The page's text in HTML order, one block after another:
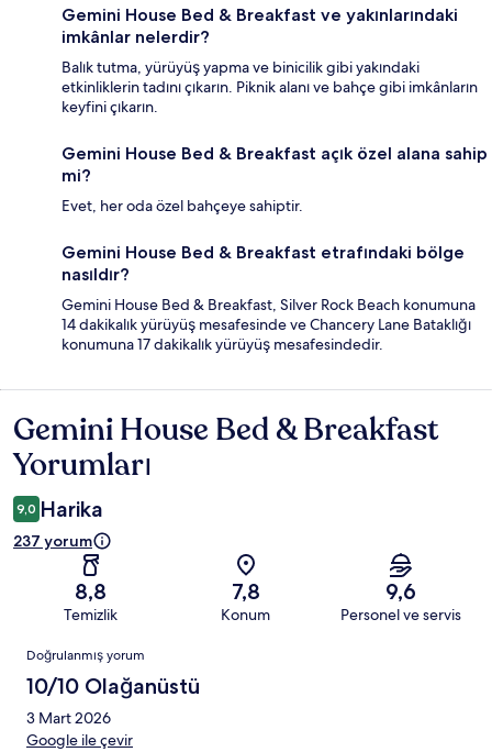
Gemini House Bed & Breakfast ve yakınlarındaki
imkânlar nelerdir?
Balık tutma, yürüyüş yapma ve binicilik gibi yakındaki
etkinliklerin tadını çıkarın. Piknik alanı ve bahçe gibi imkânların
keyfini çıkarın.
Gemini House Bed & Breakfast açık özel alana sahip
mi?
Evet, her oda özel bahçeye sahiptir.
Gemini House Bed & Breakfast etrafındaki bölge
nasıldır?
Gemini House Bed & Breakfast, Silver Rock Beach konumuna
14 dakikalık yürüyüş mesafesinde ve Chancery Lane Bataklığı
konumuna 17 dakikalık yürüyüş mesafesindedir.
Yorumlar
Gemini House Bed & Breakfast
Yorumları
9,0 Harika
237 yorum
8,8
Temizlik
7,8
Konum
9,6
Personel ve servis
Yorumlar
Doğrulanmış yorum
10/10 Olağanüstü
3 Mart 2026
Google ile çevir